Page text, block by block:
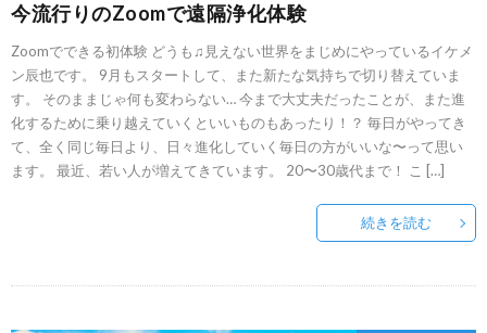
今流行りのZoomで遠隔浄化体験
Zoomでできる初体験 どうも♫見えない世界をまじめにやっているイケメ
ン辰也です。 9月もスタートして、また新たな気持ちで切り替えていま
す。 そのままじゃ何も変わらない… 今まで大丈夫だったことが、また進
化するために乗り越えていくといいものもあったり！？ 毎日がやってき
て、全く同じ毎日より、日々進化していく毎日の方がいいな〜って思い
ます。 最近、若い人が増えてきています。 20〜30歳代まで！ こ […]
続きを読む